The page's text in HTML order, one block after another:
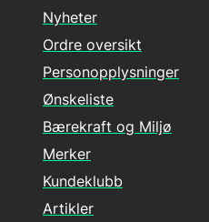
Nyheter
Ordre oversikt
Personopplysninger
Ønskeliste
Bærekraft og Miljø
Merker
Kundeklubb
Artikler